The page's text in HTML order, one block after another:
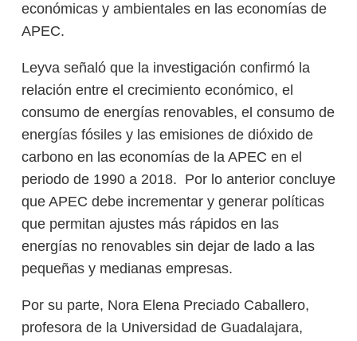
económicas y ambientales en las economías de
APEC.
Leyva señaló que la investigación confirmó la
relación entre el crecimiento económico, el
consumo de energías renovables, el consumo de
energías fósiles y las emisiones de dióxido de
carbono en las economías de la APEC en el
periodo de 1990 a 2018. Por lo anterior concluye
que APEC debe incrementar y generar políticas
que permitan ajustes más rápidos en las
energías no renovables sin dejar de lado a las
pequeñas y medianas empresas.
Por su parte, Nora Elena Preciado Caballero,
profesora de la Universidad de Guadalajara,